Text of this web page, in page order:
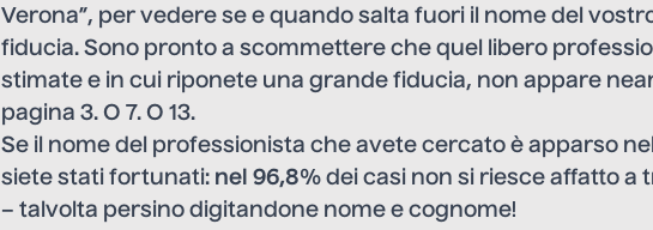
Verona”, per vedere se e quando salta fuori il nome del
fiducia. Sono pronto a scommettere che quel libero
stimate e in cui riponete una grande fiducia, non appare
pagina 3. O 7. O 13.
Se il nome del professionista che avete cercato è apparso
siete stati fortunati: nel 96,8% dei casi non si riesce affatto a
– talvolta persino digitandone nome e cognome!